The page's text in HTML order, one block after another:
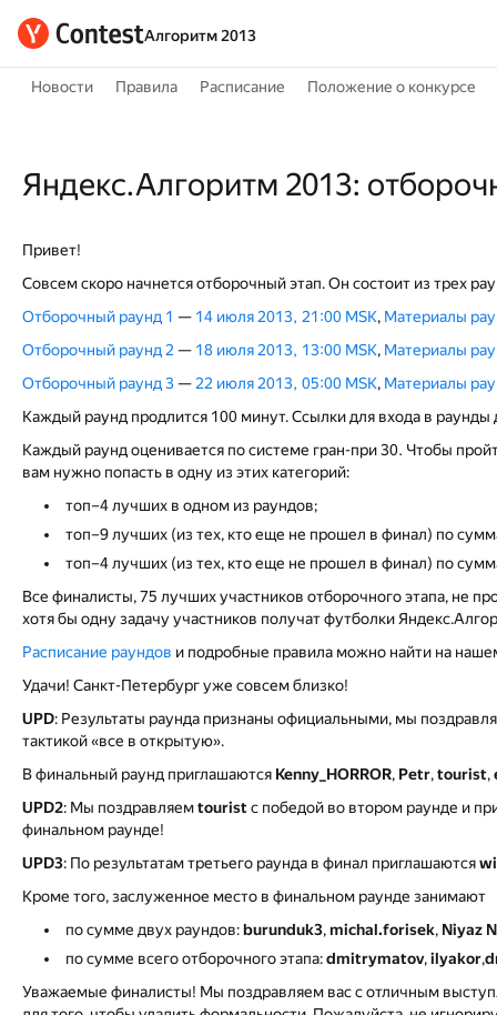
Алгоритм 2013
Новости Правила Расписание Положение о конкурсе
Яндекс.Алгоритм 2013:
Привет!
Совсем скоро начнется отборочный этап. Он состоит из трех
Отборочный раунд 1 — 14 июля 2013, 21:00 MSK, Материалы
Отборочный раунд 2 — 18 июля 2013, 13:00 MSK, Материалы
Отборочный раунд 3—22 июля 2013, 05:00 MSK, Материалы
Каждый раунд продлится 100 минут. Ссылки для входа в
Каждый раунд оценивается по системе гран-при 30. Чтобы
вам нужно попасть в одну из этих категорий:
топ–4 лучших в одном из раундов;
топ–9 лучших (из тех, кто еще не прошел в финал) по
топ–4 лучших (из тех, кто еще не прошел в финал) по
Все финалисты, 75 лучших участников отборочного этапа, не
хотя бы одну задачу участников получат футболки
Расписание раундов и подробные правила можно найти на
Удачи! Санкт-Петербург уже совсем близко!
UPD: Результаты раунда признаны официальными, мы
тактикой «все в открытую».
В финальный раунд приглашаются Kenny_HORROR, Petr,tourist,
UPD2: Мы поздравляемtouristс победой во втором раунде и
финальном раунде!
UPD3: По результатам третьего раунда в финал приглашаются
Кроме того, заслуженное место в финальном раунде занимают
по сумме двух раундов:burunduk3,michal.forisek, Niyaz
по сумме всего отборочного этапа:dmitrymatov,ilyakor,
Уважаемые финалисты! Мы поздравляем вас с отличным